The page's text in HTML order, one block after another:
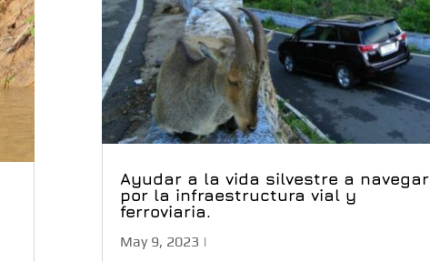
Ayudar a la vida silvestre a navegar
por la infraestructura vial y
ferroviaria.
May 9, 2023 |